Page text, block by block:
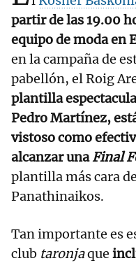
partir de las 19.00
equipo de moda en
en la campaña de
pabellón, el Roig
plantilla
Pedro Martínez,
vistoso como
alcanzar unaFinal
plantilla más cara
Panathinaikos.
Tan importante es
club taronjaque